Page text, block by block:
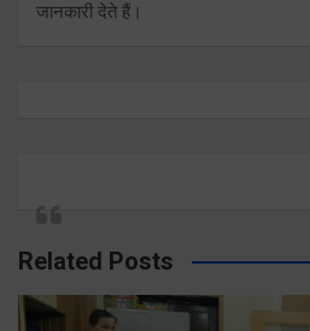
जानकारी देते हैं।
Related Posts